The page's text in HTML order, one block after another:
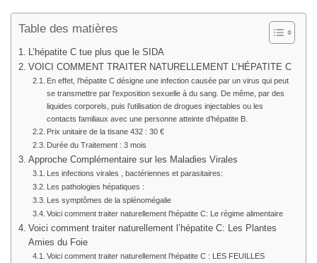
Table des matières
L’hépatite C tue plus que le SIDA
VOICI COMMENT TRAITER NATURELLEMENT L’HÉPATITE C
En effet, l’hépatite C désigne une infection causée par un virus qui peut
se transmettre par l’exposition sexuelle à du sang. De même, par des
liquides corporels, puis l’utilisation de drogues injectables ou les
contacts familiaux avec une personne atteinte d’hépatite B.
Prix unitaire de la tisane 432 : 30 €
Durée du Traitement : 3 mois
Approche Complémentaire sur les Maladies Virales
Les infections virales , bactériennes et parasitaires:
Les pathologies hépatiques :
Les symptômes de la splénomégalie
Voici comment traiter naturellement l’hépatite C: Le régime alimentaire
Voici comment traiter naturellement l’hépatite C: Les Plantes
Amies du Foie
Voici comment traiter naturellement l’hépatite C : LES FEUILLES